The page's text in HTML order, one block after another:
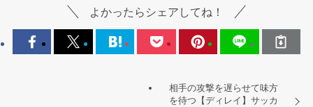
よかったらシェアしてね！
相手の攻撃を遅らせて味方
を待つ【ディレイ】サッカ